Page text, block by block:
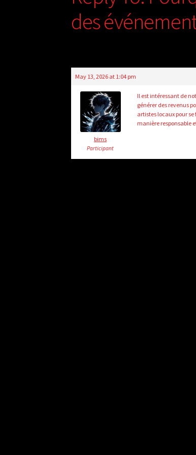
des
May 13, 2026 at 1:04 pm
bims
Participant
Il est intéressant de
générer des revenus
artistes locaux pour
manière responsable